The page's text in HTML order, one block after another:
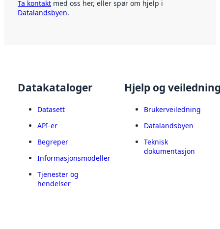
Ta kontakt med oss her, eller spør om hjelp i
Datalandsbyen.
Datakataloger
Datasett
API-er
Begreper
Informasjonsmodeller
Tjenester og
hendelser
Hjelp og
Brukerveiledning
Datalandsbyen
Teknisk
dokumentasjon